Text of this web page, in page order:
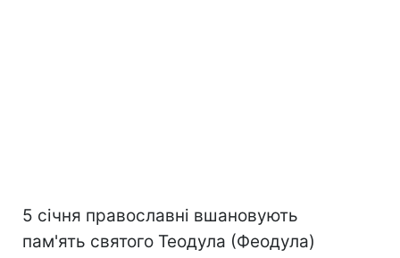
5 січня православні вшановують
пам'ять святого Теодула (Феодула)